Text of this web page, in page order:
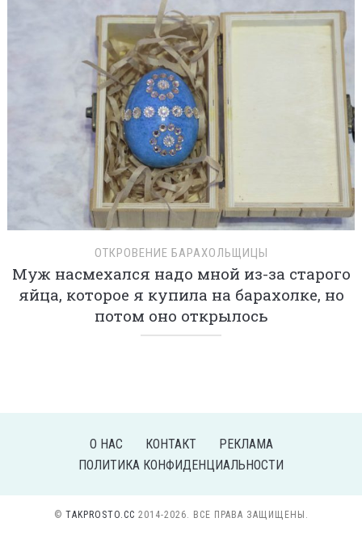
ОТКРОВЕНИЕ БАРАХОЛЬЩИЦЫ
Муж насмехался надо мной из-за старого
яйца, которое я купила на барахолке, но
потом оно открылось
О НАС КОНТАКТ
РЕКЛАМА
ПОЛИТИКА КОНФИДЕНЦИАЛЬНОСТИ
© TAKPROSTO.CC 2014-2026. ВСЕ ПРАВА ЗАЩИЩЕНЫ.